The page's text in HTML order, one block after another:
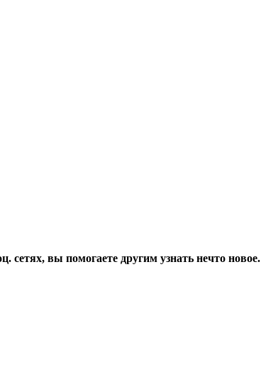
сетях, вы помогаете другим узнать нечто новое.